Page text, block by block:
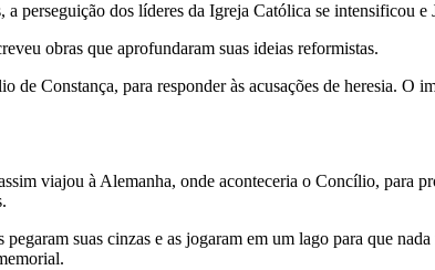
perseguição dos líderes da Igreja Católica se intensificou
obras que aprofundaram suas ideias reformistas.
de Constança, para responder às acusações de heresia.
viajou à Alemanha, onde aconteceria o Concílio, para
suas cinzas e as jogaram em um lago para que